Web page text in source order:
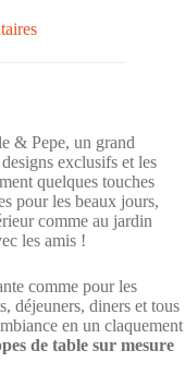
& Pepe, un grand
exclusifs et les
quelques touches
pour les beaux jours,
comme au jardin
les amis !
comme pour les
déjeuners, diners et tous
en un claquement
de table sur mesure